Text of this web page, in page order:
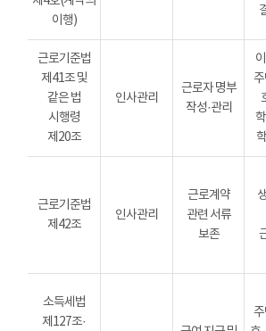
이행)
근로기준법
제41조 및
같은 법
시행령
제20조
인사관리
근로자 명부
작성·관리
근로기준법
제42조
인사관리
근로계약
관련 서류
보존
소득세법
제127조·